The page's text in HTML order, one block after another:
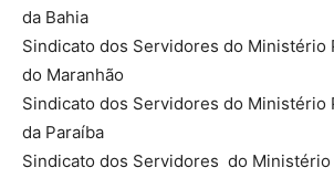
da Bahia
Sindicato dos Servidores do Ministério
do Maranhão
Sindicato dos Servidores do Ministério
da Paraíba
Sindicato dos Servidores do Ministério